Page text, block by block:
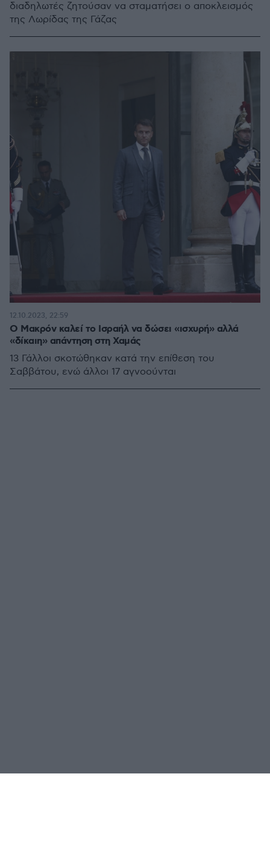
διαδηλωτές ζητούσαν να σταματήσει ο αποκλεισμός
της Λωρίδας της Γάζας
Ο Μακρόν καλεί το Ισραήλ να δώσει «ισχυρή» αλλά
«δίκαιη» απάντηση στη Χαμάς
13 Γάλλοι σκοτώθηκαν κατά την επίθεση του
Σαββάτου, ενώ άλλοι 17 αγνοούνται
12.10.2023, 22:59